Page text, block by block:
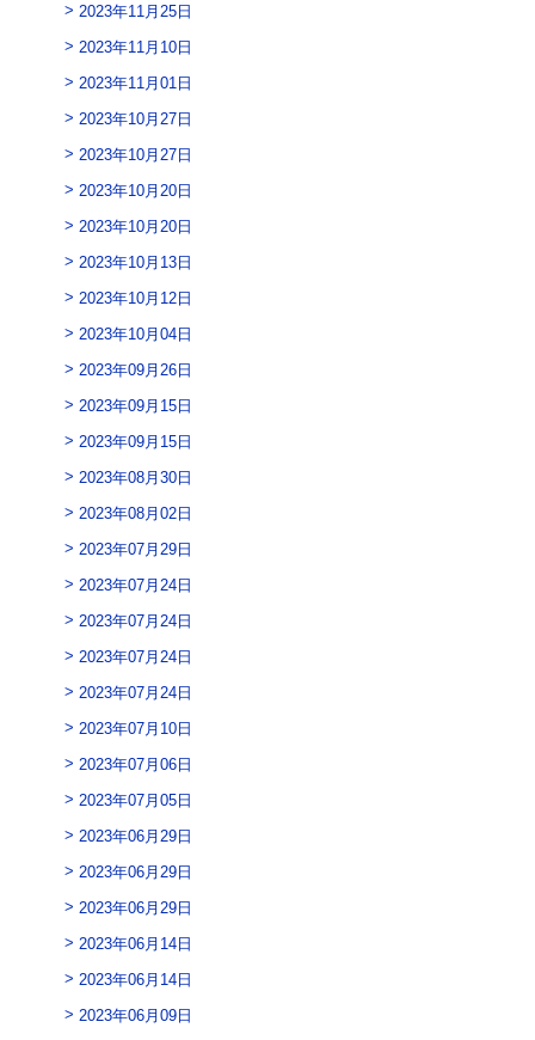
2023年11月25日
2023年11月10日
2023年11月01日
2023年10月27日
2023年10月27日
2023年10月20日
2023年10月20日
2023年10月13日
2023年10月12日
2023年10月04日
2023年09月26日
2023年09月15日
2023年09月15日
2023年08月30日
2023年08月02日
2023年07月29日
2023年07月24日
2023年07月24日
2023年07月24日
2023年07月24日
2023年07月10日
2023年07月06日
2023年07月05日
2023年06月29日
2023年06月29日
2023年06月29日
2023年06月14日
2023年06月14日
2023年06月09日